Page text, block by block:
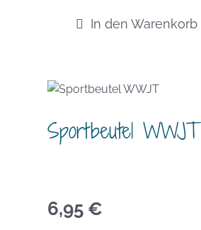
In den Warenkorb
Sportbeutel WWJT
6,95 €